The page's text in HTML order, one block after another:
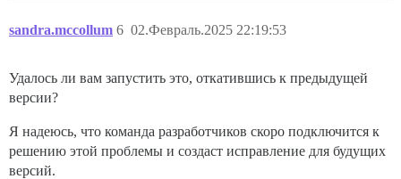
sandra.mccollum 02.Февраль.2025 22:19:53
6
Удалось ли вам запустить это, откатившись к предыдущей
версии?
Я надеюсь, что команда разработчиков скоро подключится к
решению этой проблемы и создаст исправление для будущих
версий.